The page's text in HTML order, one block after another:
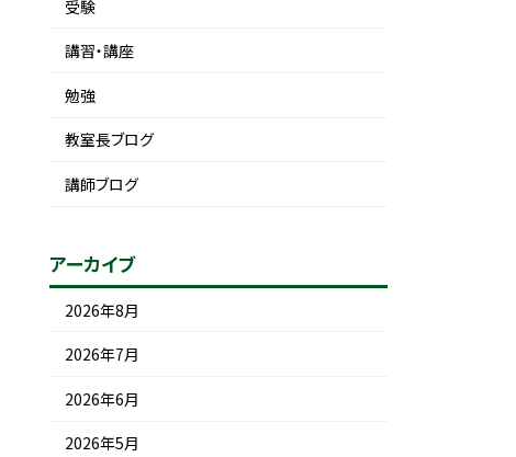
受験
講習・講座
勉強
教室長ブログ
講師ブログ
アーカイブ
2026年8月
2026年7月
2026年6月
2026年5月